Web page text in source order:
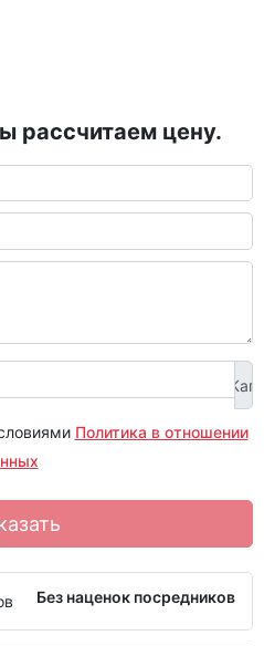
рассчитаем цену.
Политика в отношении
Без наценок посредников